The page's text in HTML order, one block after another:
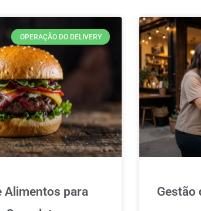
OPERAÇÃO DO DELIVERY
Alimentos para
Gestão